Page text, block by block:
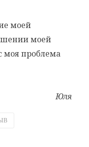
моей
моей
моя проблема
Юля